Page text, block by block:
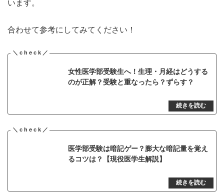
います。
合わせて参考にしてみてください！
女性医学部受験生へ！生理・月経はどうする
のが正解？受験と重なったら？ずらす？
医学部受験は暗記ゲー？膨大な暗記量を覚え
るコツは？【現役医学生解説】